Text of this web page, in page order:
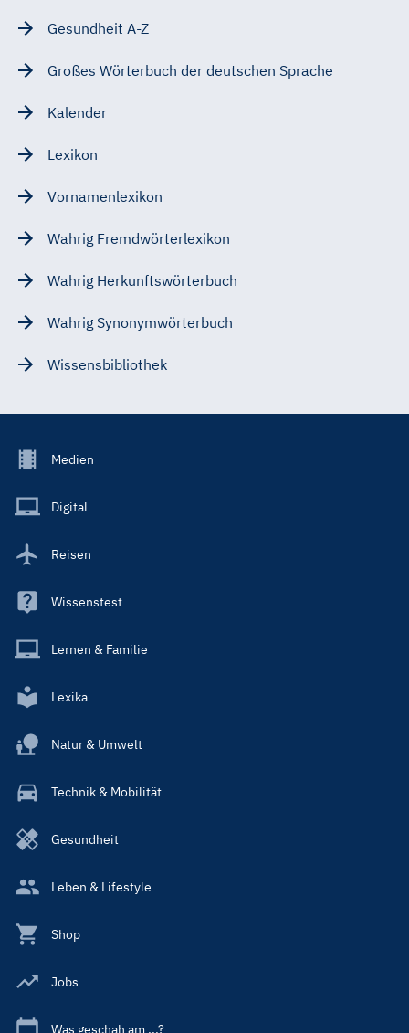
Gesundheit A-Z
Großes Wörterbuch der deutschen Sprache
Kalender
Lexikon
Vornamenlexikon
Wahrig Fremdwörterlexikon
Wahrig Herkunftswörterbuch
Wahrig Synonymwörterbuch
Wissensbibliothek
Footer
Main
Medien
Digital
Reisen
Wissenstest
Lernen & Familie
Lexika
Natur & Umwelt
Technik & Mobilität
Gesundheit
Leben & Lifestyle
Shop
Jobs
Was geschah am ...?